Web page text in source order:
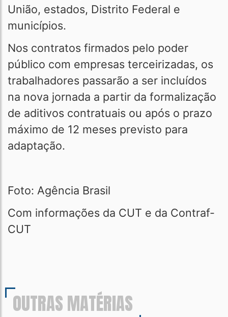
União, estados, Distrito Federal e
municípios.
Nos contratos firmados pelo poder
público com empresas terceirizadas, os
trabalhadores passarão a ser incluídos
na nova jornada a partir da formalização
de aditivos contratuais ou após o prazo
máximo de 12 meses previsto para
adaptação.
Foto: Agência Brasil
Com informações da CUT e da Contraf-
CUT
OUTRAS MATÉRIAS